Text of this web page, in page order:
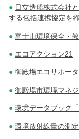
日立造船株式会社
する包括連携協定を
富士山環境保全・
エコアクション21
御殿場エコサポー
御殿場市環境マネ
環境データブック
環境放射線量の測